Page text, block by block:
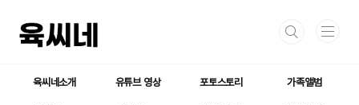
육씨네소개 유튜브 영상 포토스토리 가족앨범